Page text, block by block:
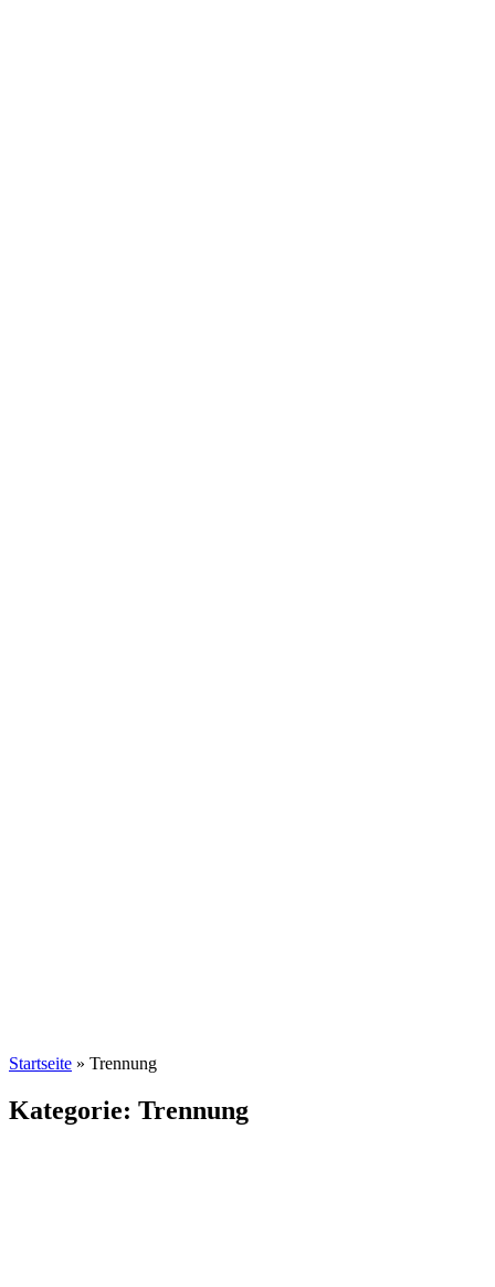
Startseite » Trennung
Kategorie: Trennung